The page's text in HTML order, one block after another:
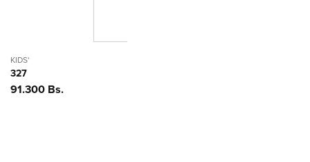
KIDS'
327
Precio
91.300 Bs.